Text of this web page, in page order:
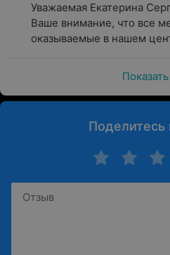
Уважаемая Екатерина
Ваше внимание, что все
оказываемые в нашем